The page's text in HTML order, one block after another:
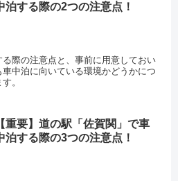
泊する際の2つの注意点！
際の注意点と、事前に用意しておい
中泊に向いている環境かどうかにつ
。
【重要】道の駅「佐賀関」で車
泊する際の3つの注意点！